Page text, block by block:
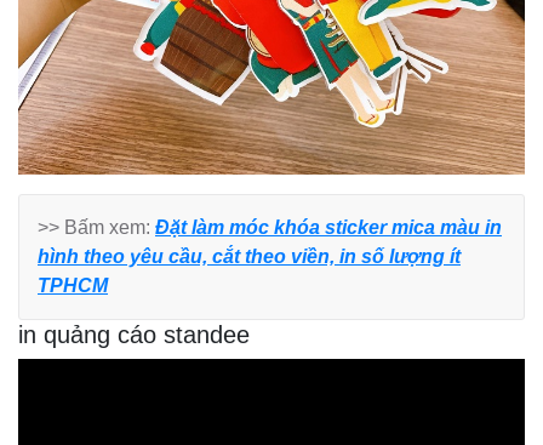
>> Bấm xem: Đặt làm móc khóa sticker mica màu in
hình theo yêu cầu, cắt theo viền, in số lượng ít
TPHCM
in quảng cáo standee